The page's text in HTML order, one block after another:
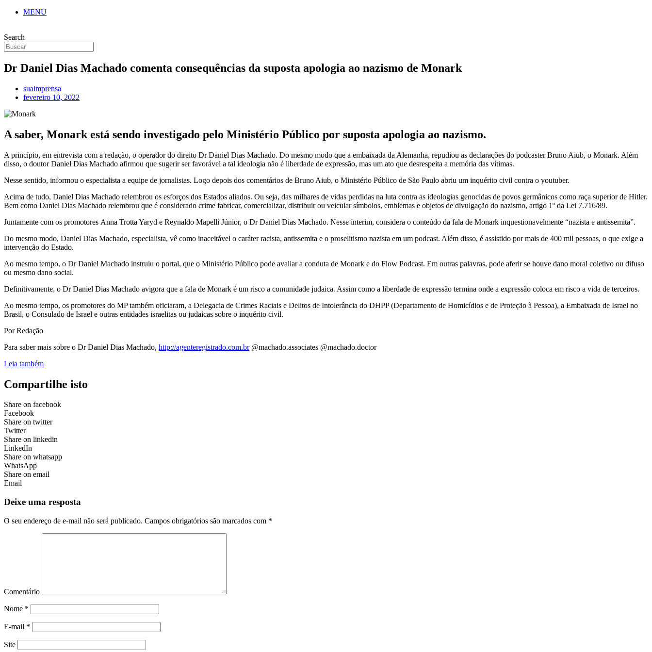
MENU
Search
Dr Daniel Dias Machado comenta consequências da suposta apologia ao nazismo de Monark
suaimprensa
fevereiro 10, 2022
A saber, Monark está sendo investigado pelo Ministério Público por suposta apologia ao nazismo.
A princípio, em entrevista com a redação, o operador do direito Dr Daniel Dias Machado. Do mesmo modo que a embaixada da Alemanha, repudiou as declarações do podcaster Bruno Aiub, o Monark. Além
disso, o doutor Daniel Dias Machado afirmou que sugerir ser favorável a tal ideologia não é liberdade de expressão, mas um ato que desrespeita a memória das vítimas.
Nesse sentido, informou o especialista a equipe de jornalistas. Logo depois dos comentários de Bruno Aiub, o Ministério Público de São Paulo abriu um inquérito civil contra o youtuber.
Acima de tudo, Daniel Dias Machado relembrou os esforços dos Estados aliados. Ou seja, das milhares de vidas perdidas na luta contra as ideologias genocidas de povos germânicos como raça superior de Hitler.
Bem como Daniel Dias Machado relembrou que é considerado crime fabricar, comercializar, distribuir ou veicular símbolos, emblemas e objetos de divulgação do nazismo, artigo 1º da Lei 7.716/89.
Juntamente com os promotores Anna Trotta Yaryd e Reynaldo Mapelli Júnior, o Dr Daniel Dias Machado. Nesse ínterim, considera o conteúdo da fala de Monark inquestionavelmente “nazista e antissemita”.
Do mesmo modo, Daniel Dias Machado, especialista, vê como inaceitável o caráter racista, antissemita e o proselitismo nazista em um podcast. Além disso, é assistido por mais de 400 mil pessoas, o que exige a
intervenção do Estado.
Ao mesmo tempo, o Dr Daniel Machado instruiu o portal, que o Ministério Público pode avaliar a conduta de Monark e do Flow Podcast. Em outras palavras, pode aferir se houve dano moral coletivo ou difuso
ou mesmo dano social.
Definitivamente, o Dr Daniel Dias Machado avigora que a fala de Monark é um risco a comunidade judaica. Assim como a liberdade de expressão termina onde a expressão coloca em risco a vida de terceiros.
Ao mesmo tempo, os promotores do MP também oficiaram, a Delegacia de Crimes Raciais e Delitos de Intolerância do DHPP (Departamento de Homicídios e de Proteção à Pessoa), a Embaixada de Israel no
Brasil, o Consulado de Israel e outras entidades israelitas ou judaicas sobre o inquérito civil.
Por Redação
Para saber mais sobre o Dr Daniel Dias Machado, http://agenteregistrado.com.br@machado.associates @machado.doctor
Leia também
Compartilhe isto
Share on facebook
Facebook
Share on twitter
Twitter
Share on linkedin
LinkedIn
Share on whatsapp
WhatsApp
Share on email
Email
Deixe uma resposta
O seu endereço de e-mail não será publicado. Campos obrigatórios são marcados com *
Comentário
Nome *
E-mail *
Site